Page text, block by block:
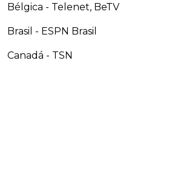
Bélgica - Telenet, BeTV
Brasil - ESPN Brasil
Canadá - TSN